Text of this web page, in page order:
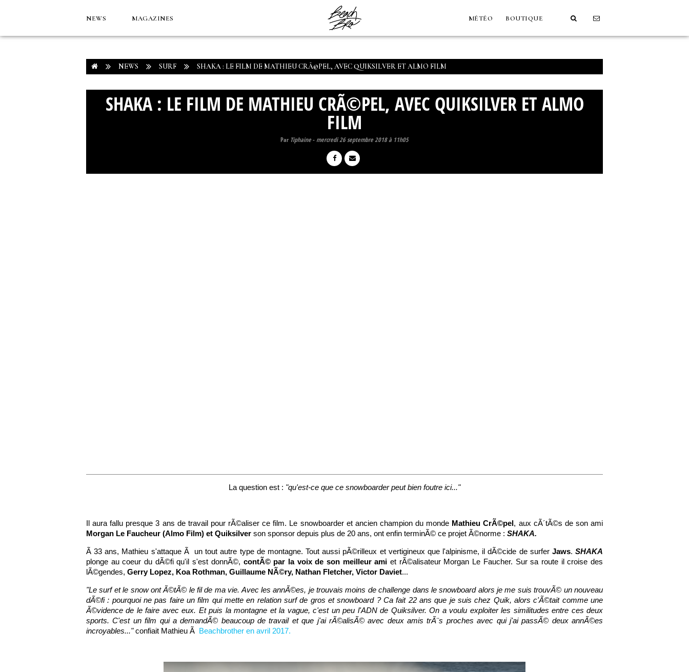
NEWS MAGAZINES MÉTÉO BOUTIQUE
NEWS SURF SHAKA : LE FILM DE MATHIEU CRÃ©PEL, AVEC QUIKSILVER ET ALMO FILM
SHAKA : LE FILM DE MATHIEU CRÃ©PEL, AVEC QUIKSILVER ET ALMO
FILM
Par Tiphaine-mercredi 26 septembre 2018 à 11h05
La question est : "qu'est-ce que ce snowboarder peut bien foutre ici..."
Il aura fallu presque 3 ans de travail pour rÃ©aliser ce film. Le snowboarder et ancien champion du monde Mathieu CrÃ©pel, aux cÃ´tÃ©s de son ami
Morgan Le Faucheur (Almo Film) et Quiksilver son sponsor depuis plus de 20 ans, ont enfin terminÃ© ce projet Ã©norme : SHAKA.
Ã 33 ans, Mathieu s'attaque Ã un tout autre type de montagne. Tout aussi pÃ©rilleux et vertigineux que l'alpinisme, il dÃ©cide de surfer Jaws.SHAKA
plonge au coeur du dÃ©fi qu'il s'est donnÃ©, contÃ© par la voix de son meilleur amiet rÃ©alisateur Morgan Le Faucher. Sur sa route il croise des
lÃ©gendes, Gerry Lopez, Koa Rothman, Guillaume NÃ©ry, Nathan Fletcher, Victor Daviet...
"Le surf et le snow ont Ã©tÃ© le fil de ma vie. Avec les annÃ©es, je trouvais moins de challenge dans le snowboard alors je me suis trouvÃ© un nouveau
dÃ©fi : pourquoi ne pas faire un film qui mette en relation surf de gros et snowboard ? Ca fait 22 ans que je suis chez Quik, alors c'Ã©tait comme une
Ã©vidence de le faire avec eux. Et puis la montagne et la vague, c'est un peu l'ADN de Quiksilver. On a voulu exploiter les similitudes entre ces deux
sports. C'est un film qui a demandÃ© beaucoup de travail et que j'ai rÃ©alisÃ© avec deux amis trÃ¨s proches avec qui j'ai passÃ© deux annÃ©es
incroyables..."confiait Mathieu Ã Beachbrother en avril 2017.